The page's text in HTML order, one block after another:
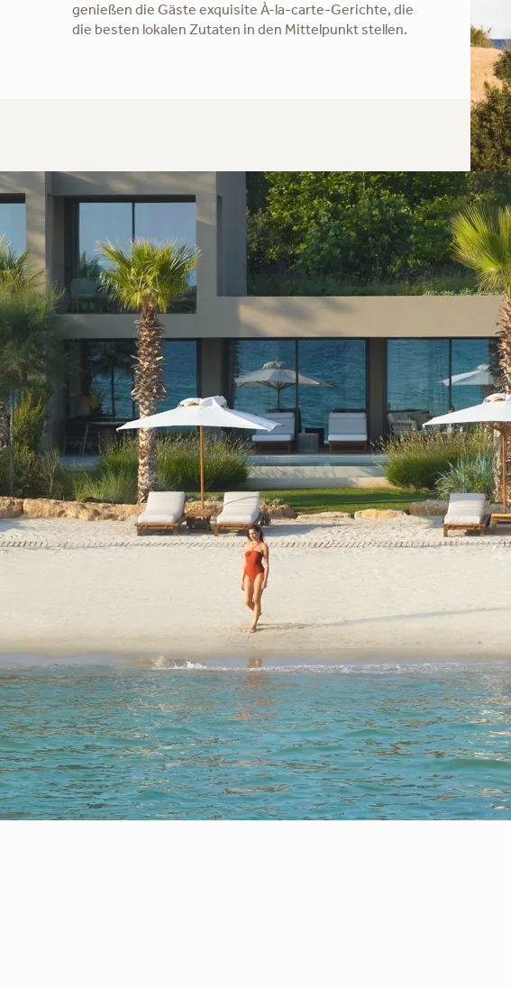
genießen die Gäste exquisite À-la-carte-Gerichte, die
die besten lokalen Zutaten in den Mittelpunkt stellen.